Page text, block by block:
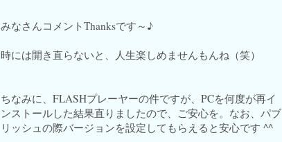
みなさんコメントThanksです～♪
時には開き直らないと、人生楽しめませんもんね（笑）
ちなみに、FLASHプレーヤーの件ですが、PCを何度が再イ
ンストールした結果直りましたので、ご安心を。なお、パブ
リッシュの際バージョンを設定してもらえると安心です ^^